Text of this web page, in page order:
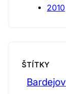
2010
ŠTÍTKY
Bardejov